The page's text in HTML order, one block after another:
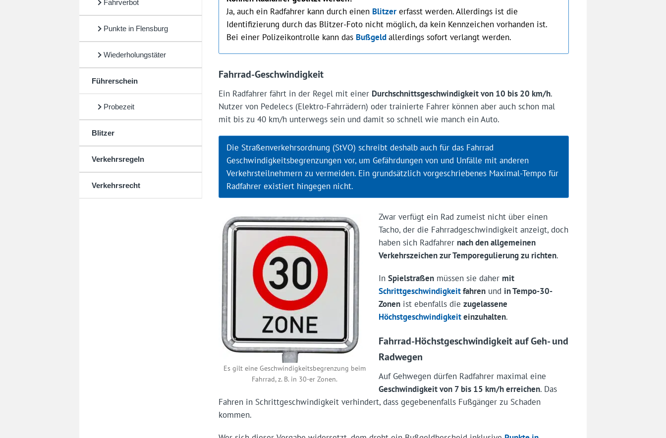
Fahrverbot
Punkte in Flensburg
Wiederholungstäter
Führerschein
Probezeit
Blitzer
Verkehrsregeln
Verkehrsrecht
Ja, auch ein Radfahrer kann durch einen Blitzererfasst werden. Allerdings ist die
Identifizierung durch das Blitzer-Foto nicht möglich, da kein Kennzeichen vorhanden ist.
Bei einer Polizeikontrolle kann das Bußgeldallerdings sofort verlangt werden.
Fahrrad-Geschwindigkeit
Ein Radfahrer fährt in der Regel mit einer Durchschnittsgeschwindigkeit von 10 bis 20 km/h.
Nutzer von Pedelecs (Elektro-Fahrrädern) oder trainierte Fahrer können aber auch schon mal
mit bis zu 40 km/h unterwegs sein und damit so schnell wie manch ein Auto.
Die Straßenverkehrsordnung (StVO) schreibt deshalb auch für das Fahrrad
Geschwindigkeitsbegrenzungen vor, um Gefährdungen von und Unfälle mit anderen
Verkehrsteilnehmern zu vermeiden. Ein grundsätzlich vorgeschriebenes Maximal-Tempo für
Radfahrer existiert hingegen nicht.
Es gilt eine Geschwindigkeitsbegrenzung beim
Fahrrad, z. B. in 30-er Zonen.
Zwar verfügt ein Rad zumeist nicht über einen
Tacho, der die Fahrradgeschwindigkeit anzeigt, doch
haben sich Radfahrer nach den allgemeinen
Verkehrszeichen zur Temporegulierung zu richten.
InSpielstraßen müssen sie daher mit
Schrittgeschwindigkeitfahren und in Tempo-30-
Zonen ist ebenfalls diezugelassene
Höchstgeschwindigkeiteinzuhalten.
Fahrrad-Höchstgeschwindigkeit auf Geh- und
Radwegen
Auf Gehwegen dürfen Radfahrer maximal eine
Geschwindigkeit von 7 bis 15 km/h erreichen. Das
Fahren in Schrittgeschwindigkeit verhindert, dass gegebenenfalls Fußgänger zu Schaden
kommen.